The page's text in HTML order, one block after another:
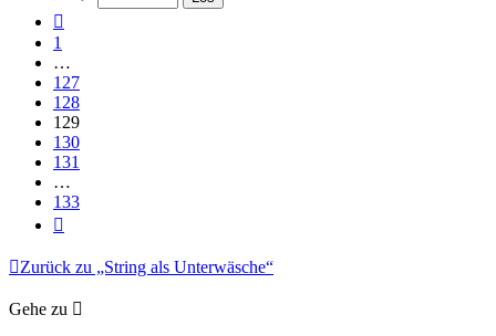
1
…
127
128
129
130
131
…
133
Zurück zu „String als Unterwäsche“
Gehe zu